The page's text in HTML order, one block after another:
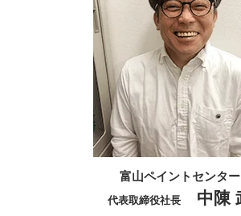
富山ペイントセンター
代表取締役社長 中陳